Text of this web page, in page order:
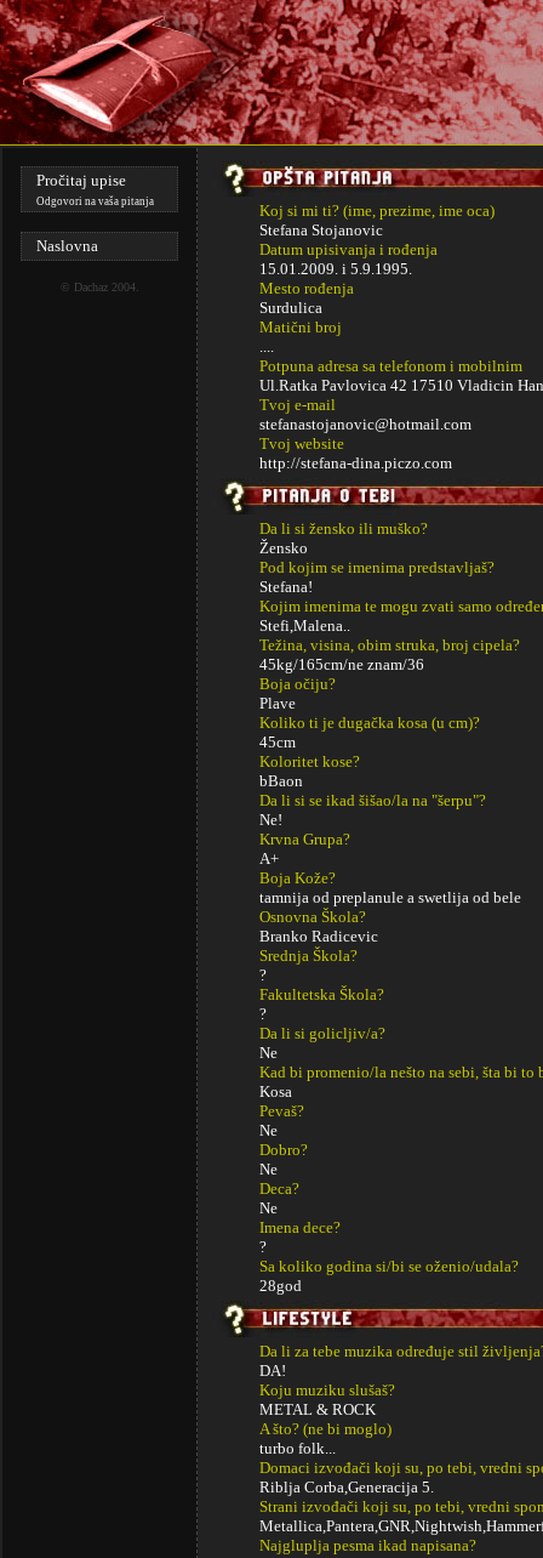
Pročitaj upise
Odgovori na vaša pitanja
Naslovna
© Dachaz2004.
Koj si mi ti? (ime, prezime, ime oca)
Stefana Stojanovic
Datum upisivanja i rođenja
15.01.2009. i 5.9.1995.
Mesto rođenja
Surdulica
Matični broj
....
Potpuna adresa sa telefonom i mobilnim
Ul.Ratka Pavlovica 42 17510 Vladicin
Tvoj e-mail
stefanastojanovic@hotmail.com
Tvoj website
http://stefana-dina.piczo.com
Da li si žensko ili muško?
Žensko
Pod kojim se imenima predstavljaš?
Stefana!
Kojim imenima te mogu zvati samo
Stefi,Malena..
Težina, visina, obim struka, broj cipela?
45kg/165cm/ne znam/36
Boja očiju?
Plave
Koliko ti je dugačka kosa (u cm)?
45cm
Koloritet kose?
bBaon
Da li si se ikad šišao/la na "šerpu"?
Ne!
Krvna Grupa?
A+
Boja Kože?
tamnija od preplanule a swetlija od bele
Osnovna Škola?
Branko Radicevic
Srednja Škola?
?
Fakultetska Škola?
?
Da li si golicljiv/a?
Ne
Kad bi promenio/la nešto na sebi, šta bi to
Kosa
Pevaš?
Ne
Dobro?
Ne
Deca?
Ne
Imena dece?
?
Sa koliko godina si/bi se oženio/udala?
28god
Da li za tebe muzika određuje stil
DA!
Koju muziku slušaš?
METAL & ROCK
A što? (ne bi moglo)
turbo folk...
Domaci izvođači koji su, po tebi, vredni
Riblja Corba,Generacija 5.
Strani izvođači koji su, po tebi, vredni
Najgluplja pesma ikad napisana?